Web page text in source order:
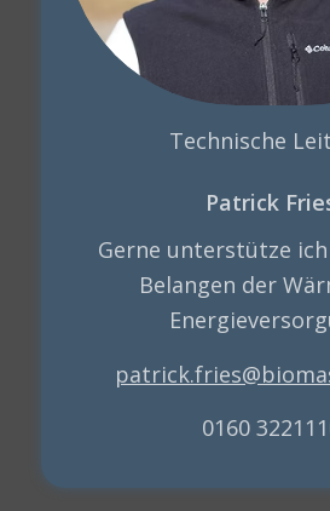
Technische
Patrick
Gerne unterstütze
Belangen der
0160